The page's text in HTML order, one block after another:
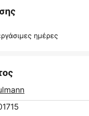
ημέρες